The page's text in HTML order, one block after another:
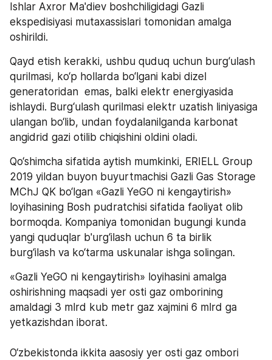
Ishlar Axror Ma'diev boshchiligidagi Gazli
ekspedisiyasi mutaxassislari tomonidan amalga
oshirildi.
Qayd etish kerakki, ushbu quduq uchun burg‘ulash
qurilmasi, ko‘p hollarda bo‘lgani kabi dizel
generatoridan  emas, balki elektr energiyasida
ishlaydi. Burg‘ulash qurilmasi elektr uzatish liniyasiga
ulangan bo‘lib, undan foydalanilganda karbonat
angidrid gazi otilib chiqishini oldini oladi.
Qo‘shimcha sifatida aytish mumkinki, ERIELL Group
2019 yildan buyon buyurtmachisi Gazli Gas Storage
MChJ QK bo‘lgan «Gazli YeGO ni kengaytirish»
loyihasining Bosh pudratchisi sifatida faoliyat olib
bormoqda. Kompaniya tomonidan bugungi kunda
yangi quduqlar b'urg‘ilash uchun 6 ta birlik
burg‘ilash va ko‘tarma uskunalar ishga solingan.
«Gazli YeGO ni kengaytirish» loyihasini amalga
oshirishning maqsadi yer osti gaz omborining
amaldagi 3 mlrd kub metr gaz xajmini 6 mlrd ga
yetkazishdan iborat.
O‘zbekistonda ikkita aasosiy yer osti gaz ombori